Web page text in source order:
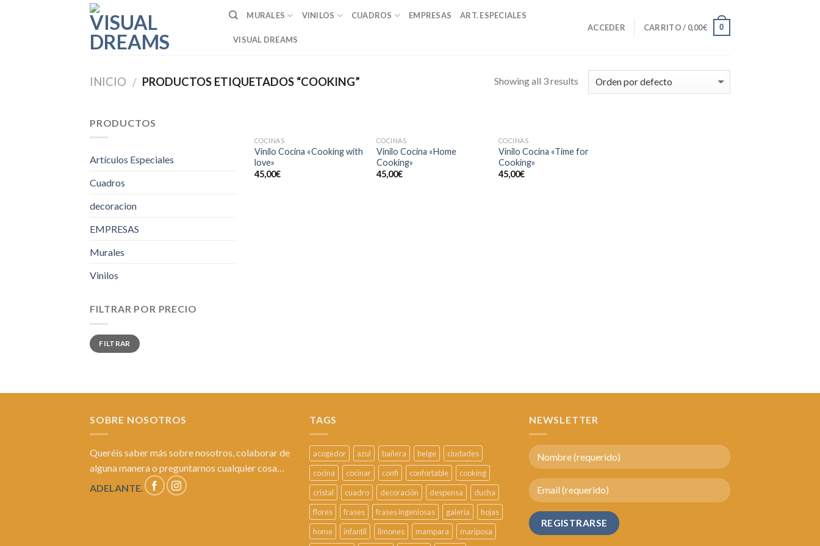
MURALES VINILOS CUADROS EMPRESAS ART. ESPECIALES
VISUAL DREAMS
ACCEDER CARRITO / 0,00€ 0
INICIO / PRODUCTOS ETIQUETADOS “COOKING” Showing all 3 results
PRODUCTOS
Artículos Especiales
Cuadros
decoracion
EMPRESAS
Murales
Vinilos
FILTRAR POR PRECIO
FILTRAR
Añadir
a la
COCINAS
Vinilo Cocina «Cooking with
love»
45,00€
Añadir
COCINAS
Vinilo Cocina «Home
Cooking»
45,00€
Añadir
a la
COCINAS
Vinilo Cocina «Time for
Cooking»
45,00€
SOBRE NOSOTROS
Queréis saber más sobre nosotros, colaborar de
alguna manera o preguntarnos cualquier cosa…
ADELANTE.
TAGS
acogedor azul bañera beige
ciudades
cocina
cocinar confi confortable
cooking
cristal
cuadro decoración despensa
ducha
flores
frases frases ingeniosas galería
hojas
home
infantil limones mampara mariposa
NEWSLETTER